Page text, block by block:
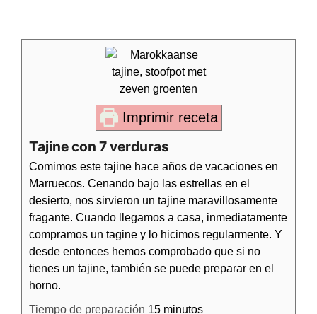
Imprimir receta
Tajine con 7 verduras
Comimos este tajine hace años de vacaciones en
Marruecos. Cenando bajo las estrellas en el
desierto, nos sirvieron un tajine maravillosamente
fragante. Cuando llegamos a casa, inmediatamente
compramos un tagine y lo hicimos regularmente. Y
desde entonces hemos comprobado que si no
tienes un tajine, también se puede preparar en el
horno.
Tiempo de preparación 15 minutos